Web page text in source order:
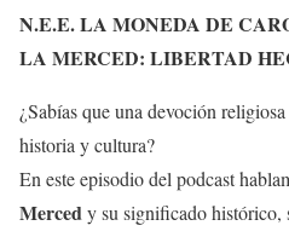
N.E.E. LA MONEDA DE
LA MERCED: LIBERTAD
¿Sabías que una devoción
historia y cultura?
En este episodio del podcast
Mercedy su significado histórico,